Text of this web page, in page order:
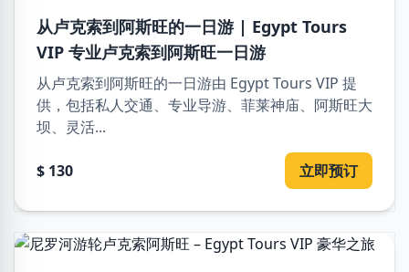
从卢克索到阿斯旺的一日游 | Egypt Tours
VIP 专业卢克索到阿斯旺一日游
从卢克索到阿斯旺的一日游由 Egypt Tours VIP 提
供，包括私人交通、专业导游、菲莱神庙、阿斯旺大
坝、灵活...
$ 130 立即预订